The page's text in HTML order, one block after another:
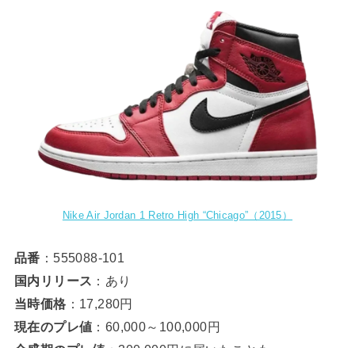
Nike Air Jordan 1 Retro High “Chicago”（2015）
品番 ：555088-101
国内リリース ：あり
当時価格 ：17,280円
現在のプレ値 ：60,000～100,000円